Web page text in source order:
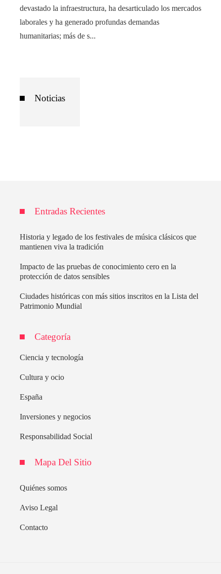
devastado la infraestructura, ha desarticulado los mercados
laborales y ha generado profundas demandas
humanitarias; más de s...
Noticias
Entradas Recientes
Historia y legado de los festivales de música clásicos que
mantienen viva la tradición
Impacto de las pruebas de conocimiento cero en la
protección de datos sensibles
Ciudades históricas con más sitios inscritos en la Lista del
Patrimonio Mundial
Categoría
Ciencia y tecnología
Cultura y ocio
España
Inversiones y negocios
Responsabilidad Social
Mapa Del Sitio
Quiénes somos
Aviso Legal
Contacto